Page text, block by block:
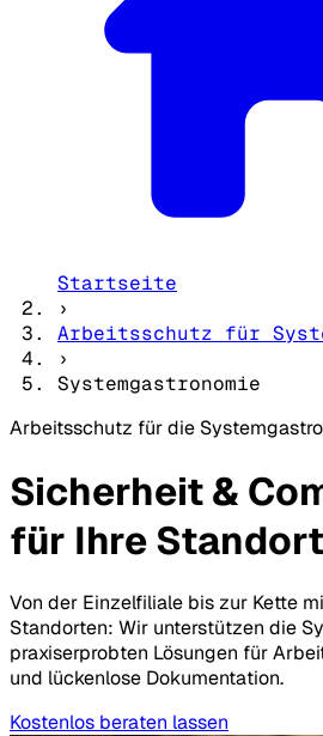
Startseite
›
Arbeitsschutz für
›
Systemgastronomie
Arbeitsschutz für die
Sicherheit &
für Ihre
Von der Einzelfiliale bis zur Kette
Standorten: Wir unterstützen die
praxiserprobten Lösungen für
und lückenlose Dokumentation.
Kostenlos beraten lassen